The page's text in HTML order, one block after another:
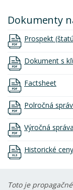
Dokumenty
Prospekt
Dokument s
Factsheet
Polročná
Výročná správa
Historické ceny
Toto je